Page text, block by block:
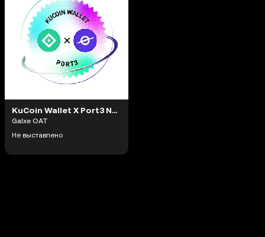
KuCoin Wallet X Port3 NFT Giveaway #448780
Galxe OAT
Не выставлено